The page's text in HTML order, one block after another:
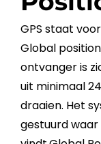
GPS staat
Global
ontvanger is
uit minimaal
draaien. Het
gestuurd